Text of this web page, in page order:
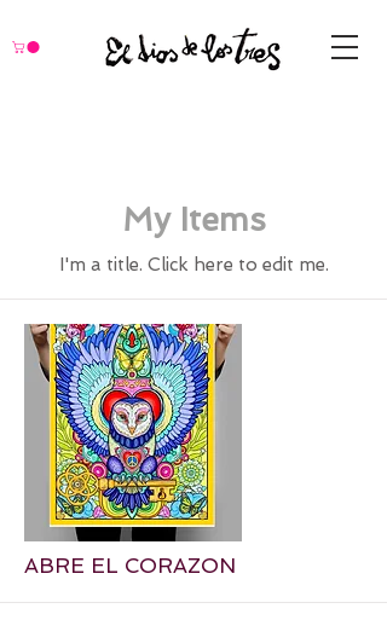
My Items
I'm a title. ​Click here to edit me.
ABRE EL CORAZON